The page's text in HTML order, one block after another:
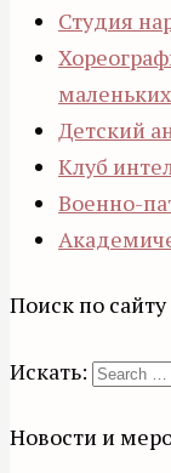
Студия
маленьких
Детский
Клуб
Военно-
Поиск по сайту
Искать:
Новости и